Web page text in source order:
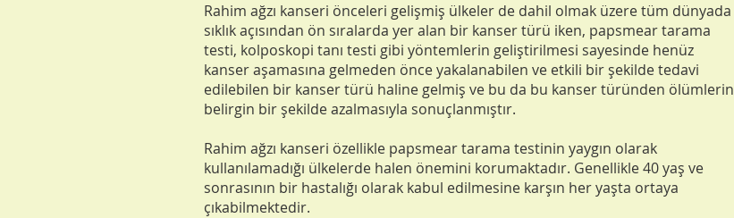
Rahim ağzı kanseri önceleri gelişmiş ülkeler de dahil olmak üzere tüm dünyada
sıklık açısından ön sıralarda yer alan bir kanser türü iken, papsmear tarama
testi, kolposkopi tanı testi gibi yöntemlerin geliştirilmesi sayesinde henüz
kanser aşamasına gelmeden önce yakalanabilen ve etkili bir şekilde tedavi
edilebilen bir kanser türü haline gelmiş ve bu da bu kanser türünden ölümlerin
belirgin bir şekilde azalmasıyla sonuçlanmıştır.
Rahim ağzı kanseri özellikle papsmear tarama testinin yaygın olarak
kullanılamadığı ülkelerde halen önemini korumaktadır. Genellikle 40 yaş ve
sonrasının bir hastalığı olarak kabul edilmesine karşın her yaşta ortaya
çıkabilmektedir.